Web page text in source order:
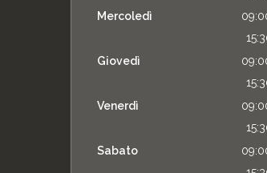
Mercoledì
Giovedì
Venerdì
Sabato